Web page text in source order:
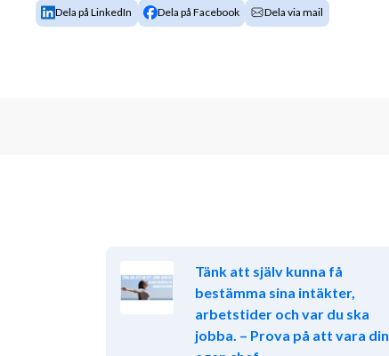
Dela på LinkedIn Dela på Facebook Dela via mail
Tänk att själv kunna få
bestämma sina intäkter,
arbetstider och var du ska
jobba. – Prova på att vara din